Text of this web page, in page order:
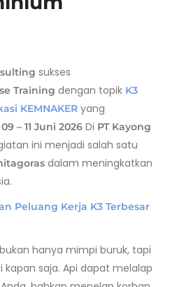
sukses
Training dengan topik K3
KEMNAKER yang
09 – 11 Juni 2026 Di PT Kayong
ini menjadi salah satu
dalam meningkatkan
Peluang Kerja K3 Terbesar
hanya mimpi buruk, tapi
saja. Api dapat melalap